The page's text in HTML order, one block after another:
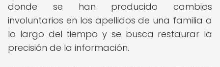
donde se han producido cambios
involuntarios en los apellidos de una familia a
lo largo del tiempo y se busca restaurar la
precisión de la información.